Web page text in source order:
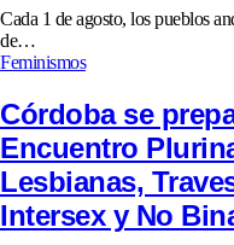
Cada 1 de agosto, los pueblos
de…
Feminismos
Córdoba se
Encuentro
Lesbianas,
Intersex y No